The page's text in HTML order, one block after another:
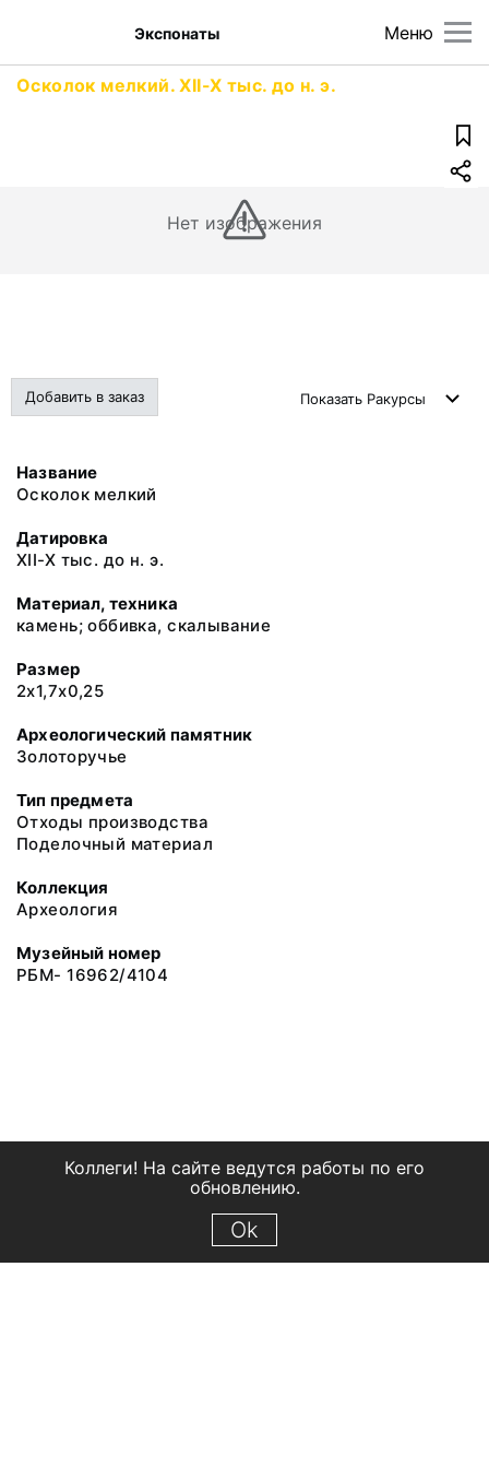
Меню
Экспонаты
Осколок мелкий. XII-X тыс. до н. э.
Нет изображения
Добавить в заказ Показать Ракурсы
Название
Осколок мелкий
Датировка
XII-X тыс. до н. э.
Материал, техника
камень; оббивка, скалывание
Размер
2х1,7х0,25
Археологический памятник
Золоторучье
Тип предмета
Отходы производства
Поделочный материал
Коллекция
Археология
Музейный номер
РБМ- 16962/4104
Коллеги! На сайте ведутся работы по его
обновлению.
Ok